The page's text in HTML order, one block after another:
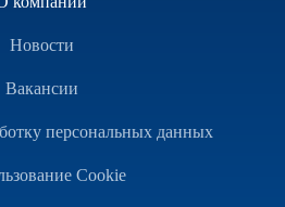
Новости
Вакансии
персональных данных
Cookie